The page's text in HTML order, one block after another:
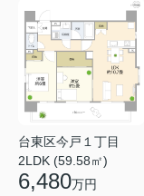
台東区今戸１丁目
2LDK (59.58㎡)
6,480万円